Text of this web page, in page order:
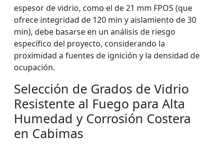
espesor de vidrio, como el de 21 mm FPOS (que
ofrece integridad de 120 min y aislamiento de 30
min), debe basarse en un análisis de riesgo
específico del proyecto, considerando la
proximidad a fuentes de ignición y la densidad de
ocupación.
Selección de Grados de Vidrio
Resistente al Fuego para Alta
Humedad y Corrosión Costera
en Cabimas